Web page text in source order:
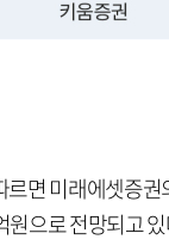
면 미래에셋증
원으로 전망되고